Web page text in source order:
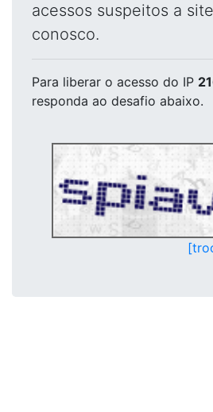
acessos suspeitos a
conosco.
Para liberar o acesso do IP
responda ao desafio abaixo.